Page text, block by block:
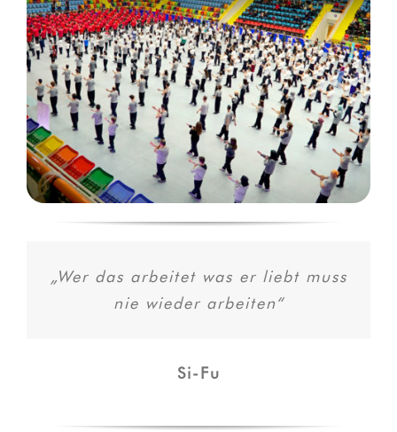
„Wer das arbeitet was er liebt muss
nie wieder arbeiten“
Si-Fu